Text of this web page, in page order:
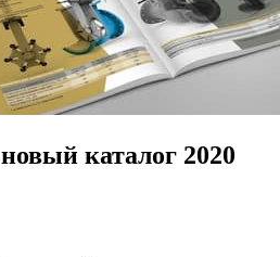
каталог 2020